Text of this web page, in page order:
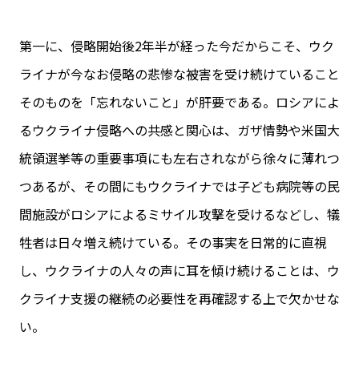
第一に、侵略開始後2年半が経った今だからこそ、ウク
ライナが今なお侵略の悲惨な被害を受け続けていること
そのものを「忘れないこと」が肝要である。ロシアによ
るウクライナ侵略への共感と関心は、ガザ情勢や米国大
統領選挙等の重要事項にも左右されながら徐々に薄れつ
つあるが、その間にもウクライナでは子ども病院等の民
間施設がロシアによるミサイル攻撃を受けるなどし、犠
牲者は日々増え続けている。その事実を日常的に直視
し、ウクライナの人々の声に耳を傾け続けることは、ウ
クライナ支援の継続の必要性を再確認する上で欠かせな
い。